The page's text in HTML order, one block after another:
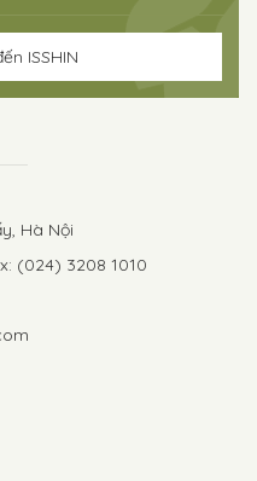
ISSHIN
Hà Nội
(024) 3208 1010